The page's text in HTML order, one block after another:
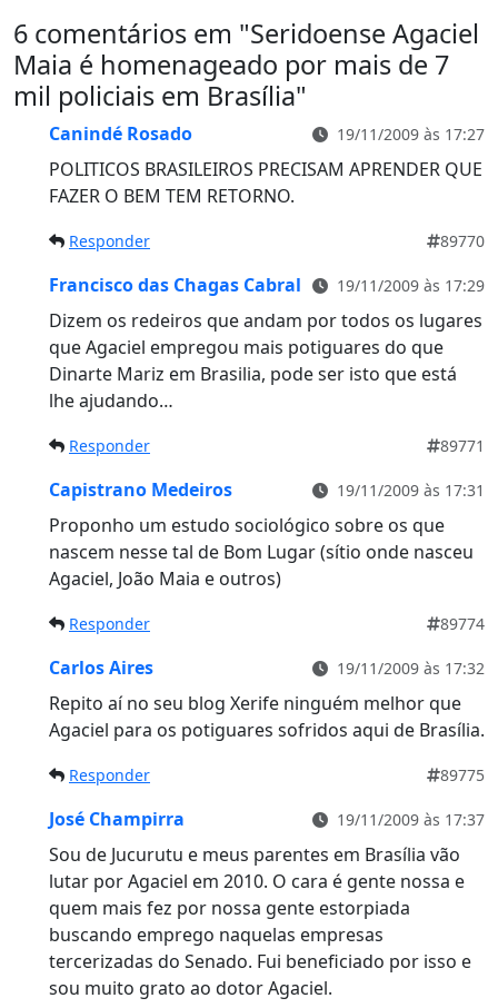
6 comentários em "Seridoense Agaciel
Maia é homenageado por mais de 7
mil policiais em Brasília"
Canindé Rosado 19/11/2009 às 17:27
POLITICOS BRASILEIROS PRECISAM APRENDER QUE
FAZER O BEM TEM RETORNO.
Responder 89770
Francisco das Chagas Cabral 19/11/2009 às 17:29
Dizem os redeiros que andam por todos os lugares
que Agaciel empregou mais potiguares do que
Dinarte Mariz em Brasilia, pode ser isto que está
lhe ajudando…
Responder 89771
Capistrano Medeiros 19/11/2009 às 17:31
Proponho um estudo sociológico sobre os que
nascem nesse tal de Bom Lugar (sítio onde nasceu
Agaciel, João Maia e outros)
Responder 89774
Carlos Aires 19/11/2009 às 17:32
Repito aí no seu blog Xerife ninguém melhor que
Agaciel para os potiguares sofridos aqui de Brasília.
Responder 89775
José Champirra 19/11/2009 às 17:37
Sou de Jucurutu e meus parentes em Brasília vão
lutar por Agaciel em 2010. O cara é gente nossa e
quem mais fez por nossa gente estorpiada
buscando emprego naquelas empresas
tercerizadas do Senado. Fui beneficiado por isso e
sou muito grato ao dotor Agaciel.